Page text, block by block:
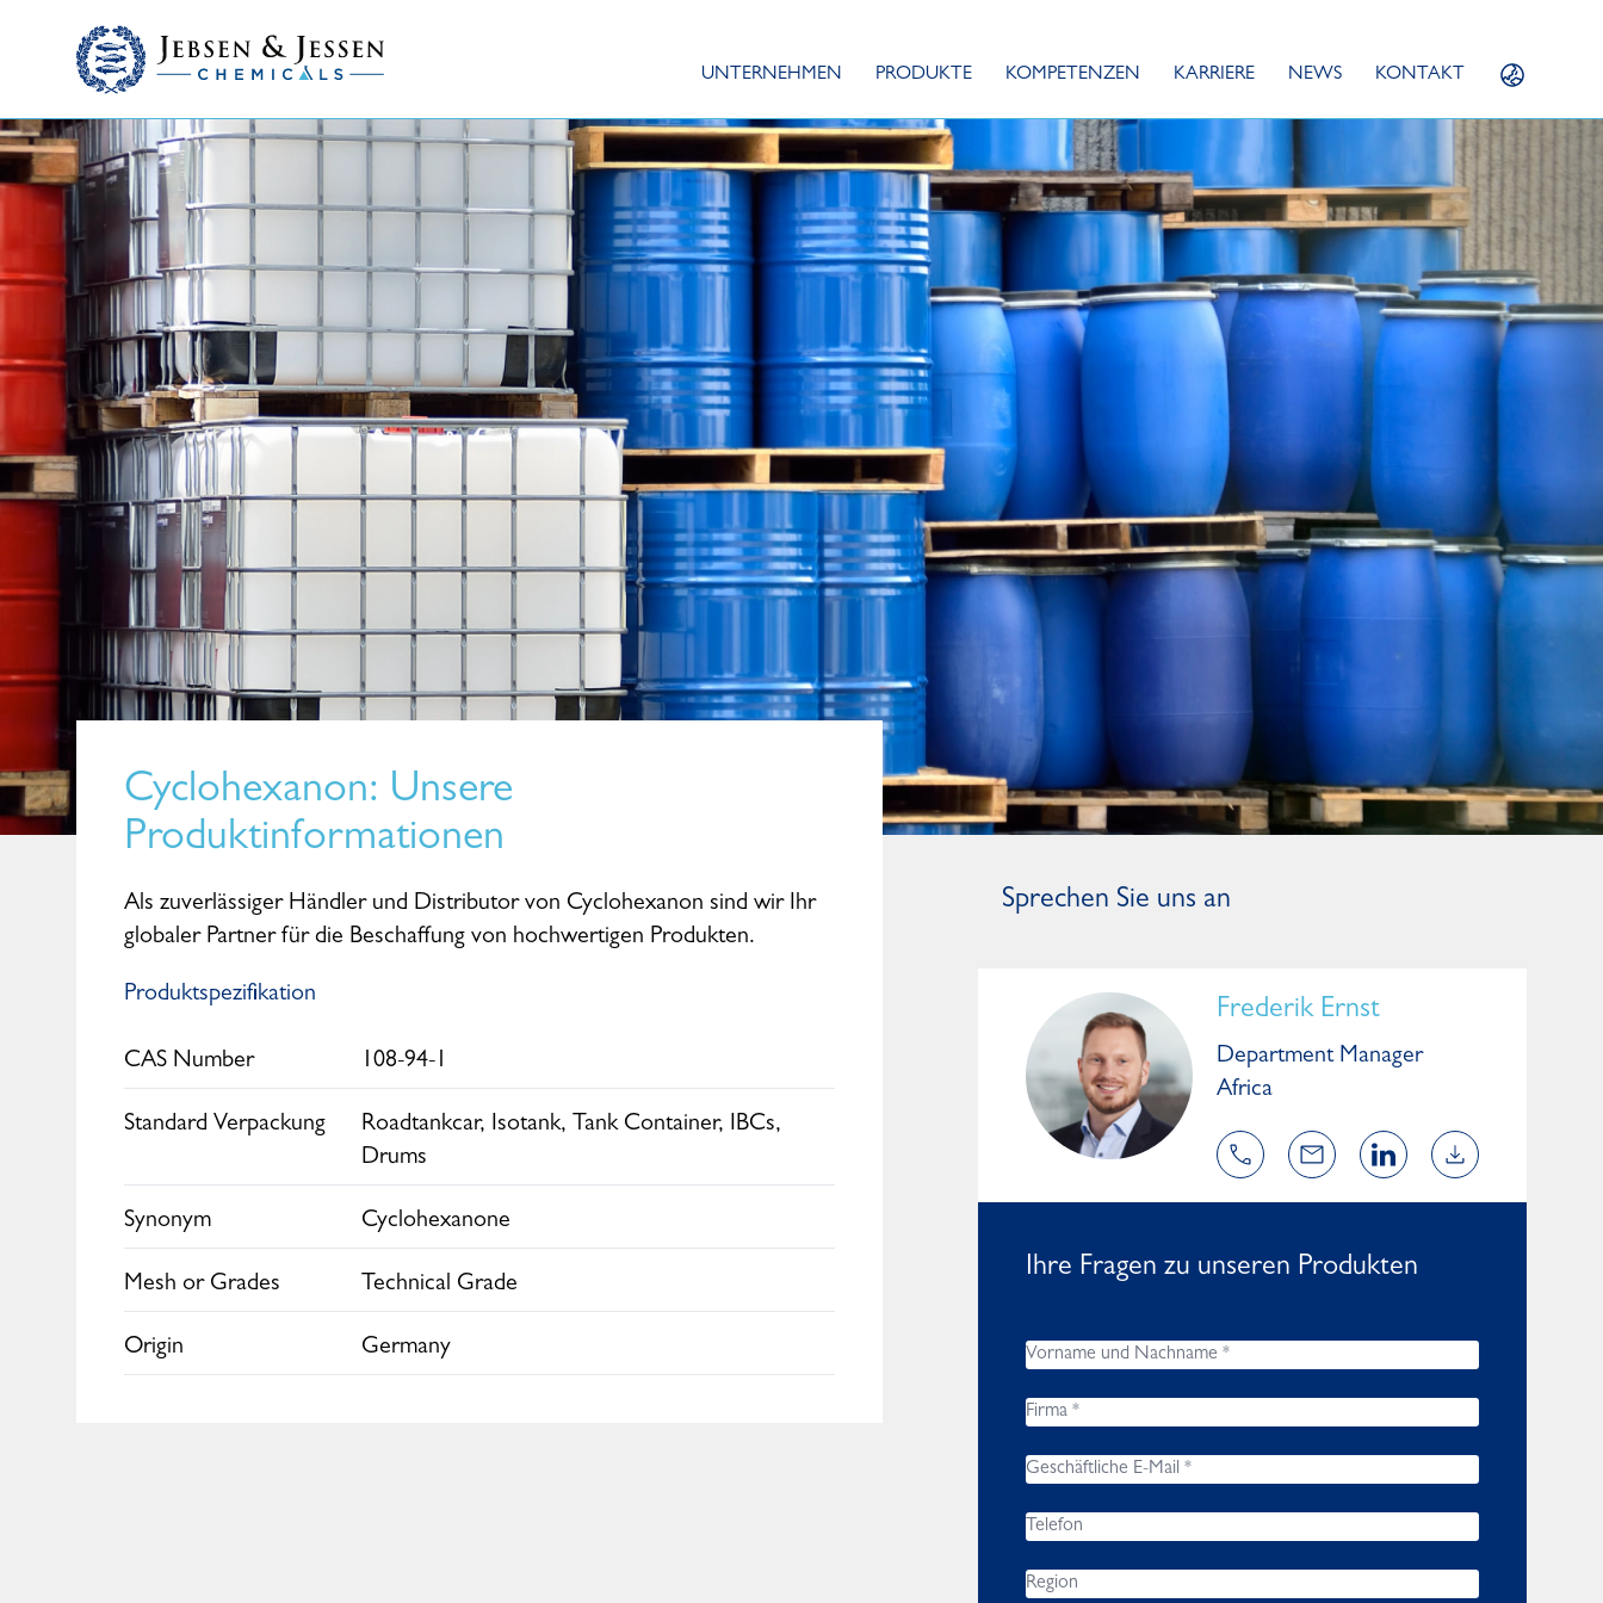
UNTERNEHMEN PRODUKTE KOMPETENZEN KARRIERE NEWS KONTAKT
Cyclohexanon: Unsere
Produktinformationen
Als zuverlässiger Händler und Distributor von Cyclohexanon sind wir Ihr
globaler Partner für die Beschaffung von hochwertigen Produkten.
Produktspezifikation
CAS Number 108-94-1
Standard Verpackung
Roadtankcar, Isotank, Tank Container, IBCs,
Drums
Synonym Cyclohexanone
Mesh or Grades Technical Grade
Origin Germany
Sprechen Sie uns an
Senior Sales Manager
Worldwide
Frederik Ernst
Department Manager
Africa
Ihre Fragen zu unseren Produkten